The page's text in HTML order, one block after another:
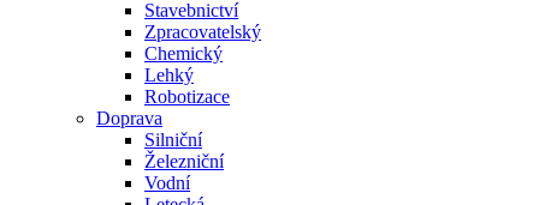
Stavebnictví
Zpracovatelský
Chemický
Lehký
Robotizace
Doprava
Silniční
Železniční
Vodní